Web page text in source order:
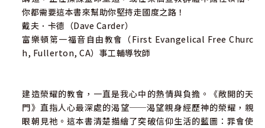
你都需要這本書來幫助你堅持走國度之路！
戴夫．卡德（Dave Carder）
富樂頓第一福音自由教會（First Evangelical Free Churc
h, Fullerton, CA）事工輔導牧師
建造榮耀的教會，一直是我心中的熱情與負擔。《敞開的天
門》直指人心最深處的渴望──渴望親身經歷神的榮耀，親
眼朝見祂。這本書清楚描繪了突破信仰生活的藍圖：罪會使